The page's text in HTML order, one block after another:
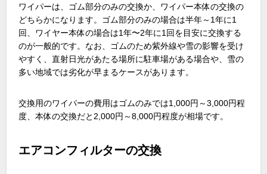
ワイパーは、ゴム部分のみの交換か、ワイパー本体の交換の
どちらかになります。ゴム部分のみの場合は半年～1年に1
回、ワイヤー本体の場合は1年〜2年に1回を目安に交換する
のが一般的です。なお、ゴムのため紫外線や雪の影響を受け
やすく、直射日光があたる場所に駐車場がある場合や、雪の
多い地域では劣化が早まるケースがあります。
交換用のワイパーの費用はゴムのみでは1,000円～3,000円程
度、本体の交換だと2,000円～8,000円程度が相場です。
エアコンフィルターの交換